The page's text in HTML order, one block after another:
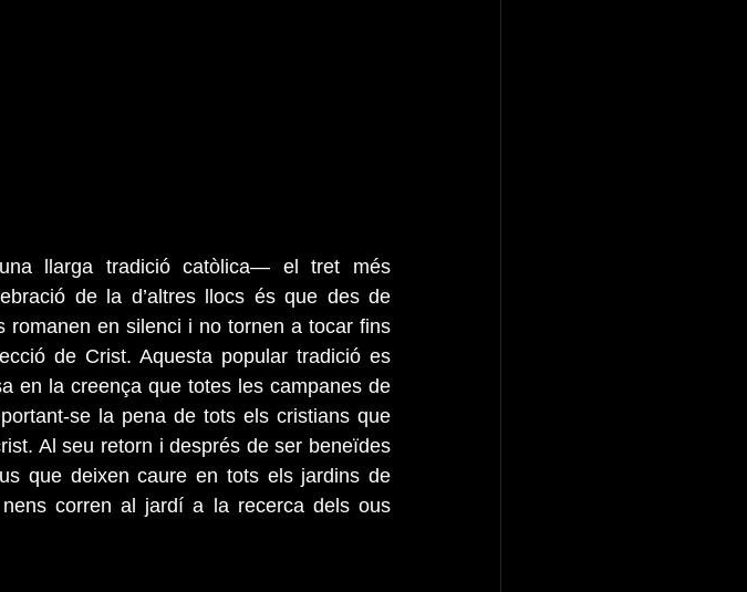
llarga tradició catòlica— el tret més
de la d’altres llocs és que des de
romanen en silenci i no tornen a tocar fins
de Crist. Aquesta popular tradició es
en la creença que totes les campanes de
se la pena de tots els cristians que
Al seu retorn i després de ser beneïdes
que deixen caure en tots els jardins de
corren al jardí a la recerca dels ous